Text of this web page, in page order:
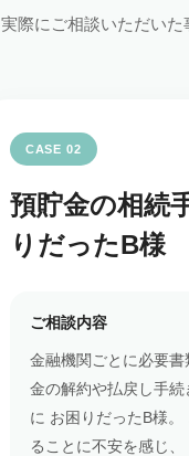
実際にご相談いただいた
CASE 02
預貯金の相続
りだったB様
ご相談内容
金融機関ごとに必要
金の解約や払戻し手続
に お困りだったB様
ることに不安を感じ